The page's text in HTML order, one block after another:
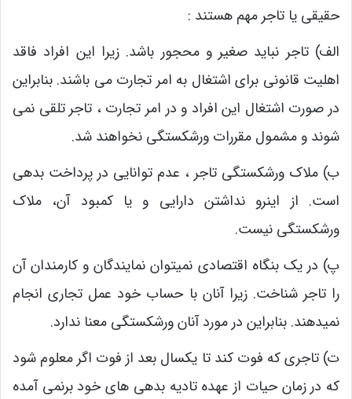
حقیقی یا تاجر مهم هستند :
الف) تاجر نباید صغیر و محجور باشد. زیرا این افراد فاقد
اهلیت قانونی برای اشتغال به امر تجارت می باشند. بنابراین
در صورت اشتغال این افراد و در امر تجارت ، تاجر تلقی نمی
شوند و مشمول مقررات ورشکستگی نخواهند شد.
ب) ملاک ورشکستگی تاجر ، عدم توانایی در پرداخت بدهی
است. از اینرو نداشتن دارایی و یا کمبود آن، ملاک
ورشکستگی نیست.
پ) در یک بنگاه اقتصادی نمیتوان نمایندگان و کارمندان آن
را تاجر شناخت. زیرا آنان با حساب خود عمل تجاری انجام
نمیدهند. بنابراین در مورد آنان ورشکستگی معنا ندارد.
ت) تاجری که فوت کند تا یکسال بعد از فوت اگر معلوم شود
که در زمان حیات از عهده تادیه بدهی های خود برنمی آمده